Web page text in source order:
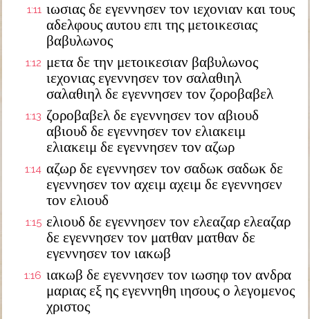
1:11 ιωσιας δε εγεννησεν τον ιεχονιαν και τους
αδελφους αυτου επι της μετοικεσιας
βαβυλωνος
1:12 μετα δε την μετοικεσιαν βαβυλωνος
ιεχονιας εγεννησεν τον σαλαθιηλ
σαλαθιηλ δε εγεννησεν τον ζοροβαβελ
1:13 ζοροβαβελ δε εγεννησεν τον αβιουδ
αβιουδ δε εγεννησεν τον ελιακειμ
ελιακειμ δε εγεννησεν τον αζωρ
1:14 αζωρ δε εγεννησεν τον σαδωκ σαδωκ δε
εγεννησεν τον αχειμ αχειμ δε εγεννησεν
τον ελιουδ
1:15 ελιουδ δε εγεννησεν τον ελεαζαρ ελεαζαρ
δε εγεννησεν τον ματθαν ματθαν δε
εγεννησεν τον ιακωβ
1:16 ιακωβ δε εγεννησεν τον ιωσηφ τον ανδρα
μαριας εξ ης εγεννηθη ιησους ο λεγομενος
χριστος